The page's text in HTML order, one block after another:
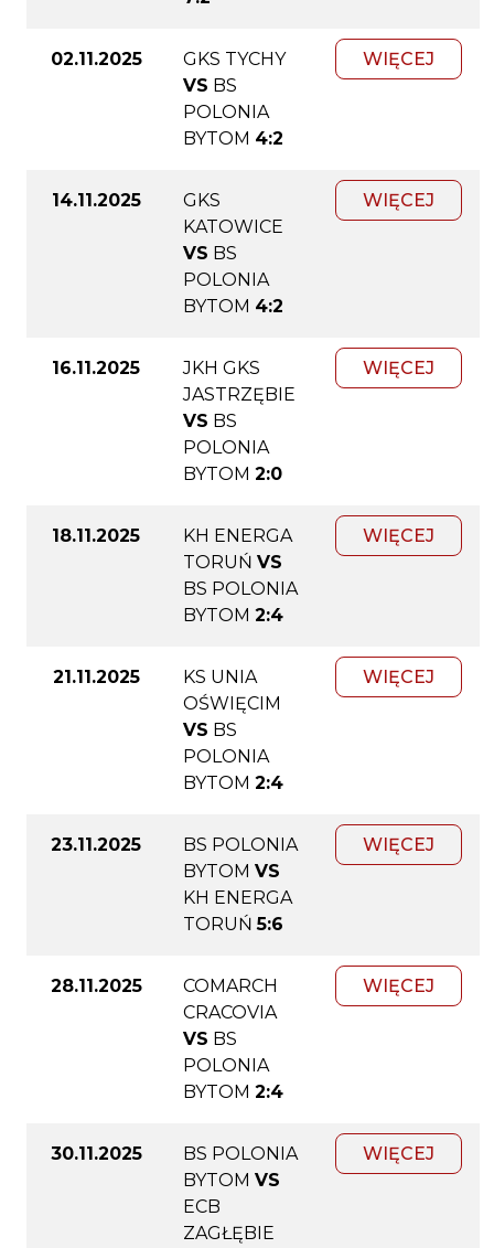
02.11.2025
GKS TYCHY
VS BS
POLONIA
BYTOM 4:2
WIĘCEJ
14.11.2025
GKS
KATOWICE
VS BS
POLONIA
BYTOM 4:2
WIĘCEJ
16.11.2025
JKH GKS
JASTRZĘBIE
VS BS
POLONIA
BYTOM 2:0
WIĘCEJ
18.11.2025
KH ENERGA
TORUŃ VS
BS POLONIA
BYTOM 2:4
WIĘCEJ
21.11.2025
KS UNIA
OŚWIĘCIM
VS BS
POLONIA
BYTOM 2:4
WIĘCEJ
23.11.2025
BS POLONIA
BYTOM VS
KH ENERGA
TORUŃ 5:6
WIĘCEJ
28.11.2025
COMARCH
CRACOVIA
VS BS
POLONIA
BYTOM 2:4
WIĘCEJ
30.11.2025
BS POLONIA
BYTOM VS
ECB
ZAGŁĘBIE
WIĘCEJ